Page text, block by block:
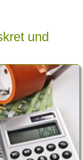
und